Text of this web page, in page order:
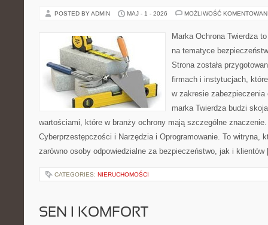
POSTED BY ADMIN MAJ - 1 - 2026 MOŻLIWOŚĆ
Marka Ochrona Twierdza
na tematyce
Strona została
firmach i instytucjach,
w zakresie
marka Twierdza budzi
wartościami, które w branży ochrony mają szczególne
Cyberprzestępczości i Narzędzia i Oprogramowanie. To witryna,
zarówno osoby odpowiedzialne za bezpieczeństwo, jak i
CATEGORIES: NIERUCHOMOŚCI
SEN I KOMFORT